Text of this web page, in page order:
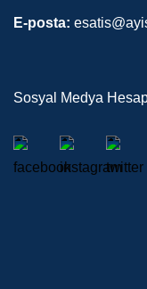
E-posta:
Sosyal Medya